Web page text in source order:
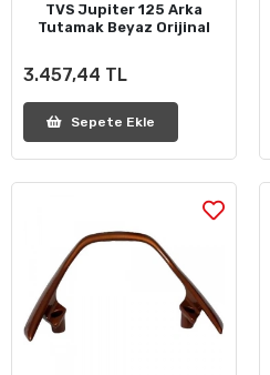
TVS Jupiter 125 Arka
Tutamak Beyaz Orijinal
3.457,44 TL
Sepete Ekle